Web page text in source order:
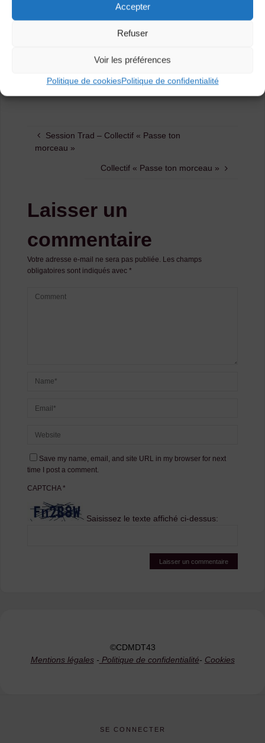
Accepter
Refuser
Voir les préférences
Politique de cookiesPolitique de confidentialité
Plus d’informations : Jacques 0672999775 ou contact
Session Trad – Collectif « Passe ton
morceau »
Collectif « Passe ton morceau »
Laisser un
commentaire
Votre adresse e-mail ne sera pas publiée. Les champs
obligatoires sont indiqués avec *
Save my name, email, and site URL in my browser for next
time I post a comment.
CAPTCHA*
Saisissez le texte affiché ci-dessus:
©CDMDT43
Mentions légales- Politique de confidentialité- Cookies
SE CONNECTER